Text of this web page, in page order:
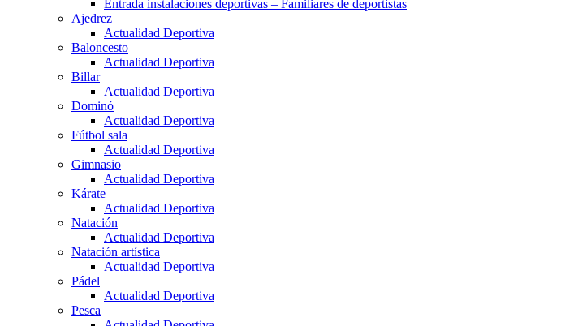
Entrada instalaciones deportivas – Familiares de deportistas
Ajedrez
Actualidad Deportiva
Baloncesto
Actualidad Deportiva
Billar
Actualidad Deportiva
Dominó
Actualidad Deportiva
Fútbol sala
Actualidad Deportiva
Gimnasio
Actualidad Deportiva
Kárate
Actualidad Deportiva
Natación
Actualidad Deportiva
Natación artística
Actualidad Deportiva
Pádel
Actualidad Deportiva
Pesca